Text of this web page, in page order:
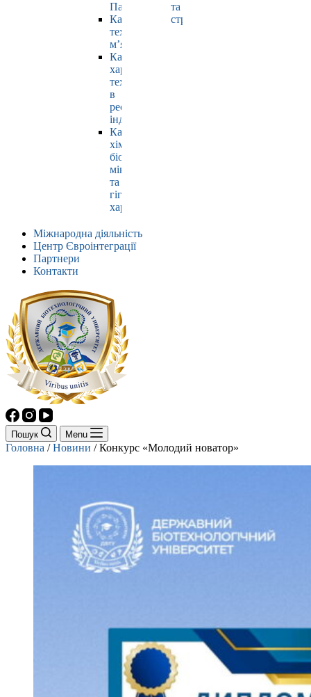
Павлюк
Кафедра
технології
м’яса
Кафедра
харчових
технологій
в
ресторанній
індустрії
Кафедра
хімії,
біохімії,
мікробіології
та
гігієни
харчування
та
страхування
Міжнародна діяльність
Центр Євроінтеграції
Партнери
Контакти
Пошук Menu
Головна /Новини /Конкурс «Молодий новатор»